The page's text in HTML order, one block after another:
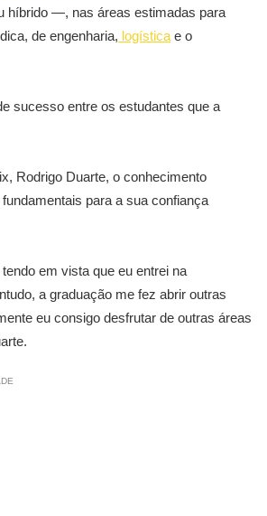
híbrido —, nas áreas estimadas para
de engenharia, logística e o
sucesso entre os estudantes que a
Rodrigo Duarte, o conhecimento
para a sua confiança
em vista que eu entrei na
a graduação me fez abrir outras
eu consigo desfrutar de outras áreas